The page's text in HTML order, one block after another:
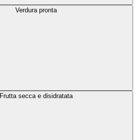
Verdura pronta
Frutta secca e disidratata